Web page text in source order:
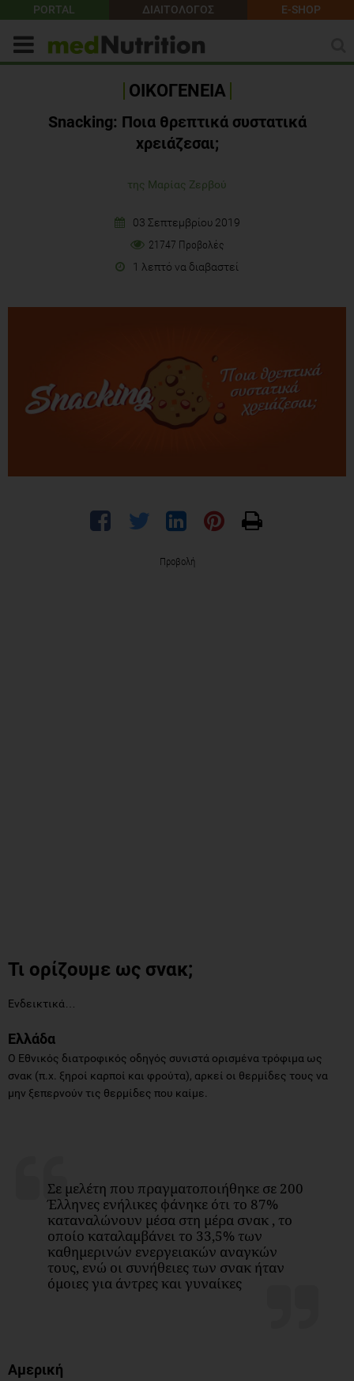
PORTAL ΔΙΑΙΤΟΛΟΓΟΣ E-SHOP
ΟΙΚΟΓΕΝΕΙΑ
Snacking: Ποια θρεπτικά συστατικά
χρειάζεσαι;
της Μαρίας Ζερβού
03 Σεπτεμβρίου 2019
21747 Προβολές
1 λεπτό να διαβαστεί
Προβολή
Τι ορίζουμε ως σνακ;
Ενδεικτικά…
Ελλάδα
Ο Εθνικός διατροφικός οδηγός συνιστά ορισμένα τρόφιμα ως
σνακ (π.χ. ξηροί καρποί και φρούτα), αρκεί οι θερμίδες τους να
μην ξεπερνούν τις θερμίδες που καίμε.
Σε μελέτη που πραγματοποιήθηκε σε 200
Έλληνες ενήλικες φάνηκε ότι το 87%
καταναλώνουν μέσα στη μέρα σνακ , το
οποίο καταλαμβάνει το 33,5% των
καθημερινών ενεργειακών αναγκών
τους, ενώ οι συνήθειες των σνακ ήταν
όμοιες για άντρες και γυναίκες
Αμερική